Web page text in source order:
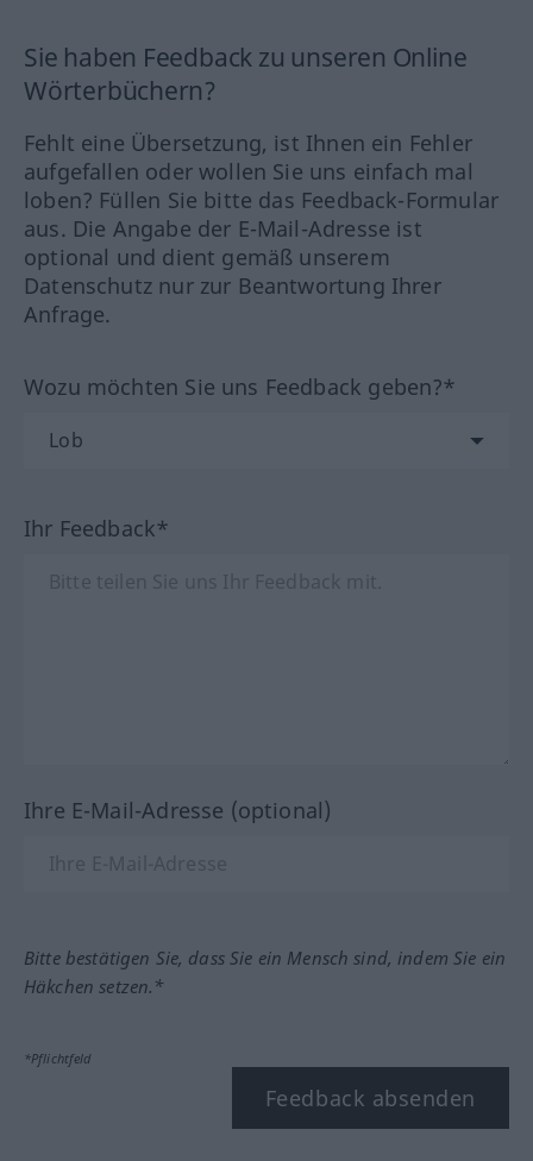
Sie haben Feedback zu unseren Online
Wörterbüchern?
Fehlt eine Übersetzung, ist Ihnen ein Fehler
aufgefallen oder wollen Sie uns einfach mal
loben? Füllen Sie bitte das Feedback-Formular
aus. Die Angabe der E-Mail-Adresse ist
optional und dient gemäß unserem
Datenschutz nur zur Beantwortung Ihrer
Anfrage.
Wozu möchten Sie uns Feedback geben?*
Ihr Feedback*
Ihre E-Mail-Adresse (optional)
Bitte bestätigen Sie, dass Sie ein Mensch sind, indem Sie ein
Häkchen setzen.*
*Pflichtfeld
Feedback absenden